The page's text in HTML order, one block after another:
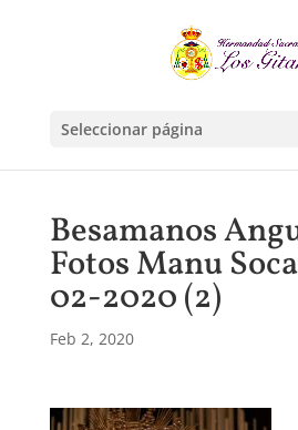
Seleccionar página
Besamanos
Fotos Manu
02-2020 (2)
Feb 2, 2020